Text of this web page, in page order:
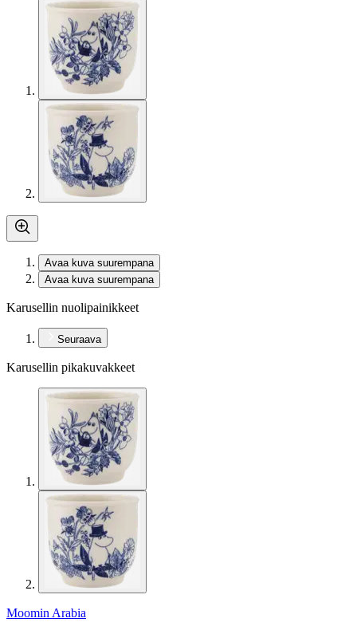
Avaa kuva suurempana
Avaa kuva suurempana
Karusellin nuolipainikkeet
Seuraava
Karusellin pikakuvakkeet
Moomin Arabia